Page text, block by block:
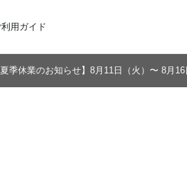
利用ガイド
夏季休業のお知らせ】8月11日（火）〜 8月